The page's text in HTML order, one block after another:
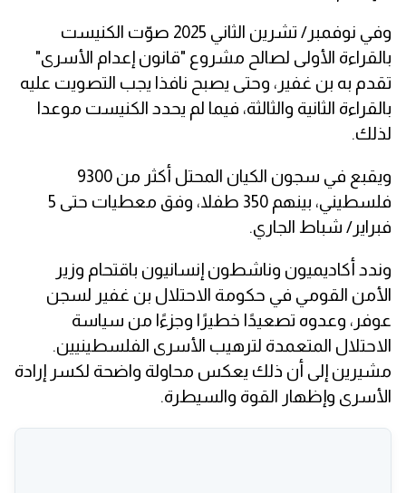
وفي نوفمبر/ تشرين الثاني 2025 صوّت الكنيست
بالقراءة الأولى لصالح مشروع "قانون إعدام الأسرى"
تقدم به بن غفير، وحتى يصبح نافذا يجب التصويت عليه
بالقراءة الثانية والثالثة، فيما لم يحدد الكنيست موعدا
لذلك.
ويقبع في سجون الكيان المحتل أكثر من 9300
فلسطيني، بينهم 350 طفلا، وفق معطيات حتى 5
فبراير/ شباط الجاري.
وندد أكاديميون وناشطون إنسانيون باقتحام وزير
الأمن القومي في حكومة الاحتلال بن غفير لسجن
عوفر، وعدوه تصعيدًا خطيرًا وجزءًا من سياسة
الاحتلال المتعمدة لترهيب الأسرى الفلسطينيين.
مشيرين إلى أن ذلك يعكس محاولة واضحة لكسر إرادة
الأسرى وإظهار القوة والسيطرة.